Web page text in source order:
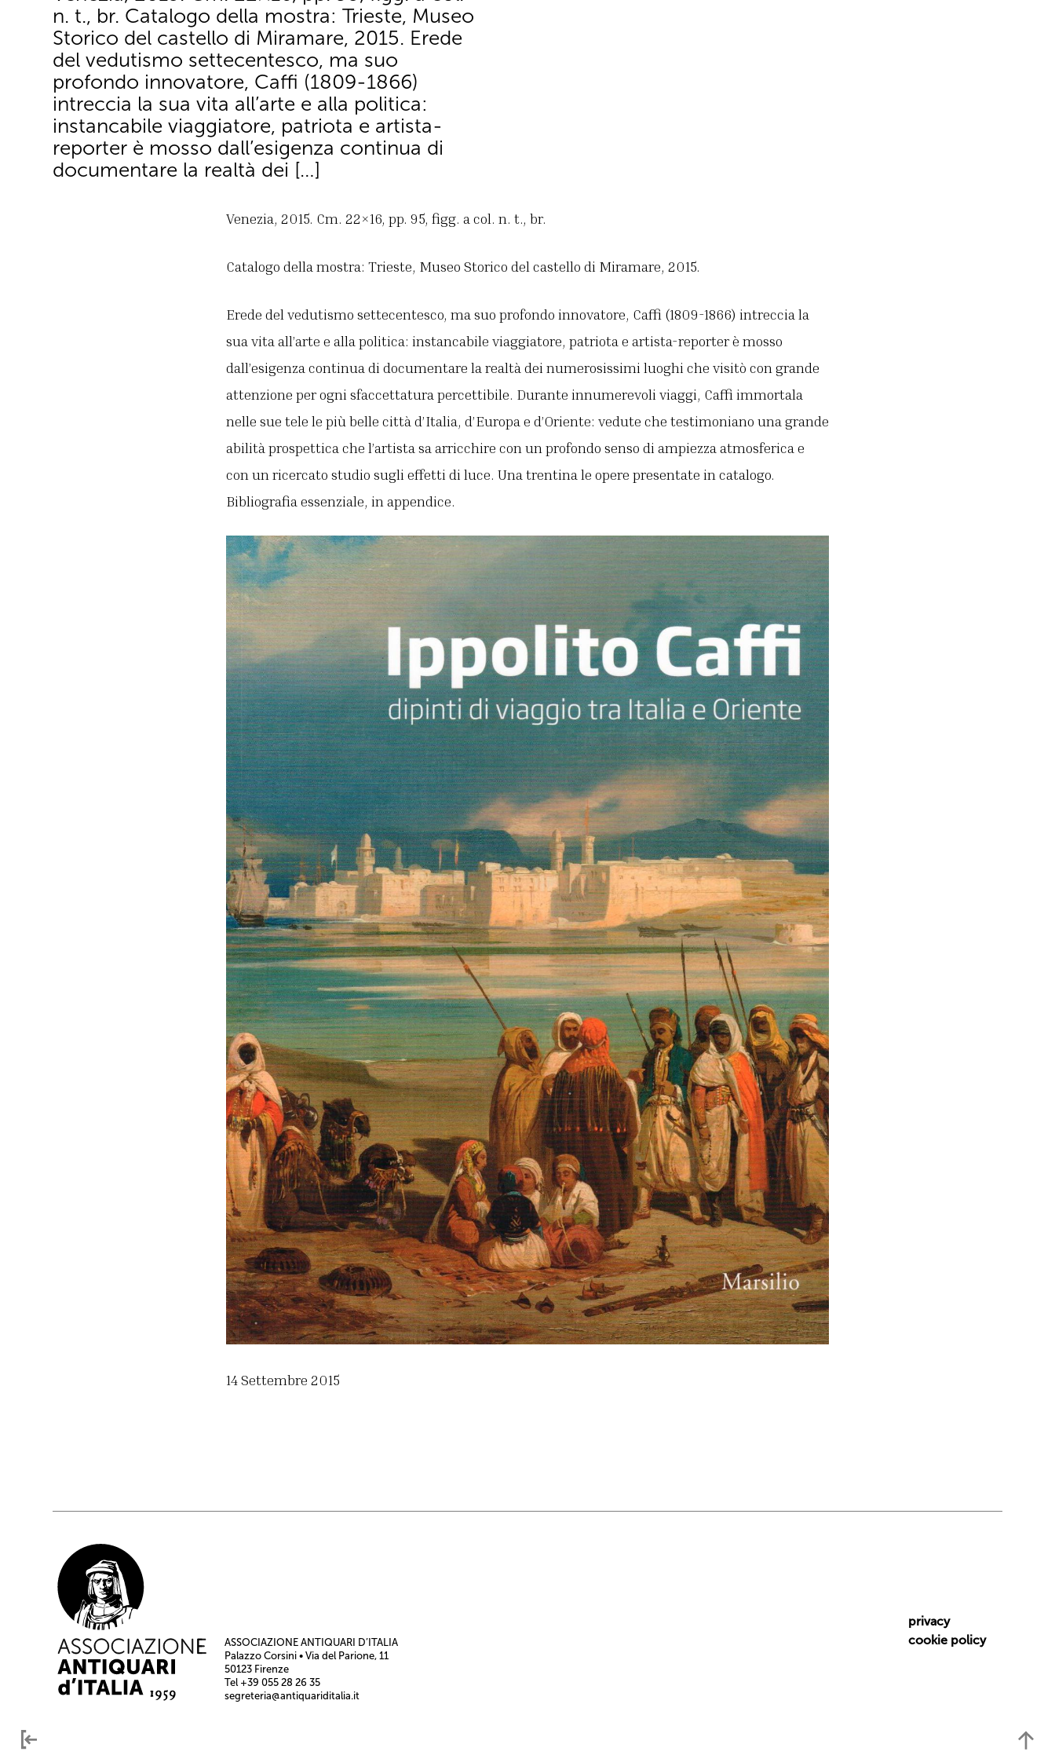
n. t., br. Catalogo della mostra: Trieste, Museo
Storico del castello di Miramare, 2015. Erede
del vedutismo settecentesco, ma suo
profondo innovatore, Caffi (1809-1866)
intreccia la sua vita all’arte e alla politica:
instancabile viaggiatore, patriota e artista-
reporter è mosso dall’esigenza continua di
documentare la realtà dei […]
Venezia, 2015. Cm. 22×16, pp. 95, figg. a col. n. t., br.
Catalogo della mostra: Trieste, Museo Storico del castello di Miramare, 2015.
Erede del vedutismo settecentesco, ma suo profondo innovatore, Caffi (1809-1866) intreccia la
sua vita all’arte e alla politica: instancabile viaggiatore, patriota e artista-reporter è mosso
dall’esigenza continua di documentare la realtà dei numerosissimi luoghi che visitò con grande
attenzione per ogni sfaccettatura percettibile. Durante innumerevoli viaggi, Caffi immortala
nelle sue tele le più belle città d’Italia, d’Europa e d’Oriente: vedute che testimoniano una grande
abilità prospettica che l’artista sa arricchire con un profondo senso di ampiezza atmosferica e
con un ricercato studio sugli effetti di luce. Una trentina le opere presentate in catalogo.
Bibliografia essenziale, in appendice.
14 Settembre 2015
ASSOCIAZIONE ANTIQUARI D’ITALIA
Palazzo Corsini • Via del Parione, 11
50123 Firenze
Tel +39 055 28 26 35
segreteria@antiquariditalia.it
privacy
cookie policy